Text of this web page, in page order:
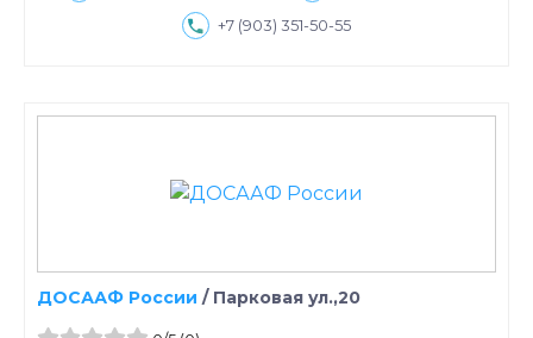
+7 (903) 351-50-55
ДОСААФ России / Парковая ул.,20